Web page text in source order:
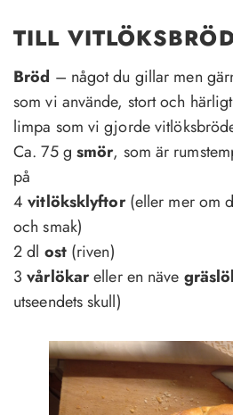
TILL
Bröd – något du gillar men
som vi använde, stort och
limpa som vi gjorde
Ca. 75 g smör, som är
på
4vitlöksklyftor(eller mer om
och smak)
2 dl ost(riven)
3vårlökareller en näve
utseendets skull)